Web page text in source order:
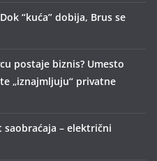
“kuća” dobija, Brus se
postaje biznis? Umesto
„iznajmljuju“ privatne
saobraćaja – električni